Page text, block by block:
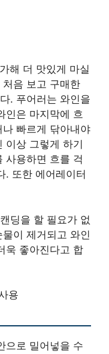
해 더 맛있게 마실
음 보고 구매한
. 푸어러는 와인을
인은 마지막에 흐
빠르게 닦아내야
이상 그렇게 하기
사용하면 흐를 걱
. 또한 에어레이터
딩을 할 필요가 없
이 제거되고 와인
욱 좋아진다고 합
용
으로 밀어넣을 수